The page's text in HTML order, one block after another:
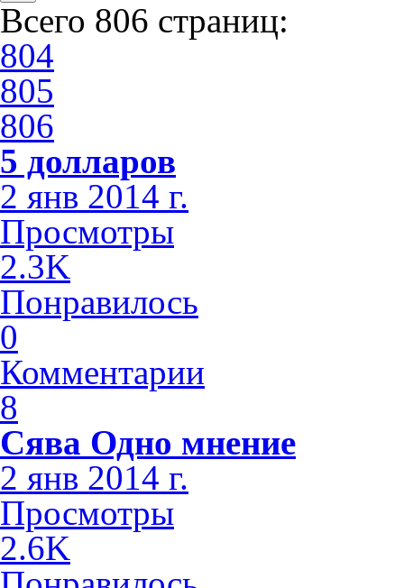
Всего 806 страниц:
804
805
806
5 долларов
2 янв 2014 г.
Просмотры
2.3K
Понравилось
0
Комментарии
8
Сява Одно мнение
2 янв 2014 г.
Просмотры
2.6K